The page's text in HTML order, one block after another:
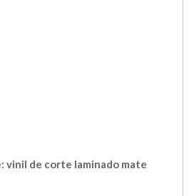
vinil de corte laminado mate